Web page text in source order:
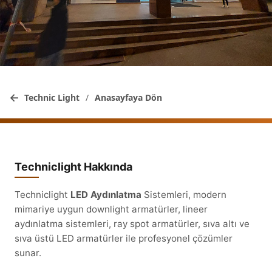
← Technic Light / Anasayfaya Dön
Techniclight Hakkında
Techniclight LED Aydınlatma Sistemleri, modern
mimariye uygun downlight armatürler, lineer
aydınlatma sistemleri, ray spot armatürler, sıva altı ve
sıva üstü LED armatürler ile profesyonel çözümler
sunar.